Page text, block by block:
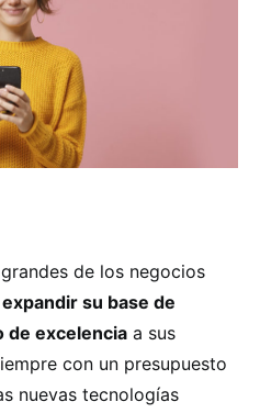
de los negocios
expandir su base de
de excelencia a sus
con un presupuesto
nuevas tecnologías